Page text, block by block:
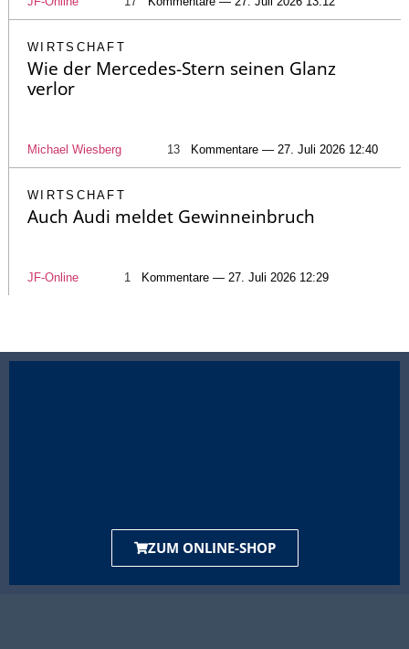
WIRTSCHAFT
Wie der Mercedes-Stern seinen Glanz
verlor
Michael Wiesberg 13 Kommentare — 27. Juli 2026 12:40
WIRTSCHAFT
Auch Audi meldet Gewinneinbruch
JF-Online 1 Kommentare — 27. Juli 2026 12:29
ZUM ONLINE-SHOP